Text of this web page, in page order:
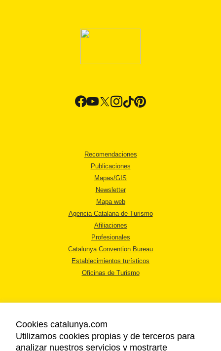
Recomendaciones
Publicaciones
Mapas/GIS
Newsletter
Mapa web
Agencia Catalana de Turismo
Afiliaciones
Profesionales
Catalunya Convention Bureau
Establecimientos turísticos
Oficinas de Turismo
AVISO LEGAL
Cookies catalunya.com
Utilizamos cookies propias y de terceros para
analizar nuestros servicios y mostrarte